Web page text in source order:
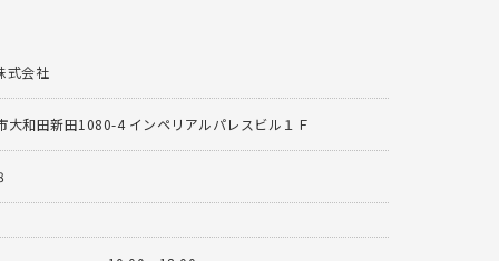
式会社
大和田新田1080-4 インペリアルパレスビル１Ｆ